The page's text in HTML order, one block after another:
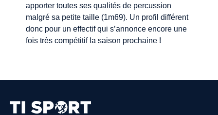
apporter toutes ses qualités de percussion
malgré sa petite taille (1m69). Un profil différent
donc pour un effectif qui s’annonce encore une
fois très compétitif la saison prochaine !